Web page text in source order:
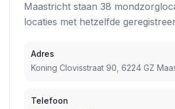
Maastricht staan 38
locaties met hetzelfde
Adres
Koning Clovisstraat 90, 6224 GZ
Telefoon